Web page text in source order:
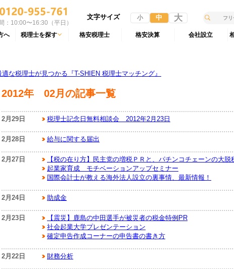
：10:00〜16:30（平日）
文字サイズ 小 中 大
へ 税理士を探す 格安税理士 格安決算 会社設立
な税理士が見つかる『T-SHIEN 税理士マッチング』
2012年 02月の記事一覧
2月29日 税理士記念日無料相談会 2012年2月23日
2月28日 給与に関する届出
2月27日
【税の在り方】民主党の増税ＰＲと、パチンコチェーンの大脱
起業家育成 モチベーションアップセミナー
国際会計士が教える海外法人設立の裏事情、最新情報！
2月24日 助成金
2月23日
【震災】鹿島の中田選手が被災者の税金特例PR
社会起業大学プレゼンテーション
確定申告作成コーナーの申告書の書き方
2月22日 財務分析